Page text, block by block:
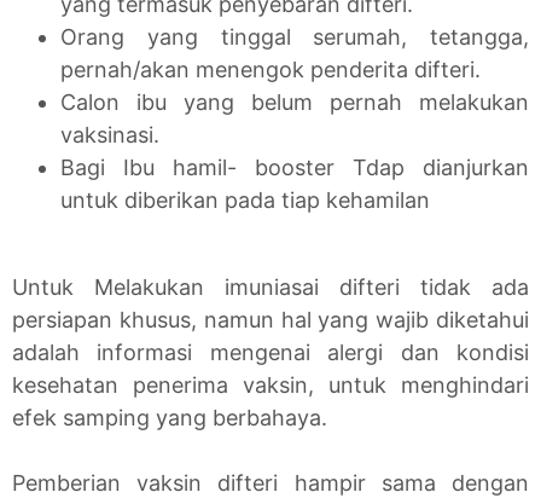
Orang yang tinggal serumah, tetangga,
pernah/akan menengok penderita difteri.
Calon ibu yang belum pernah melakukan
vaksinasi.
Bagi Ibu hamil- booster Tdap dianjurkan
untuk diberikan pada tiap kehamilan
Untuk Melakukan imuniasai difteri tidak ada
persiapan khusus, namun hal yang wajib diketahui
adalah informasi mengenai alergi dan kondisi
kesehatan penerima vaksin, untuk menghindari
efek samping yang berbahaya.
Pemberian vaksin difteri hampir sama dengan